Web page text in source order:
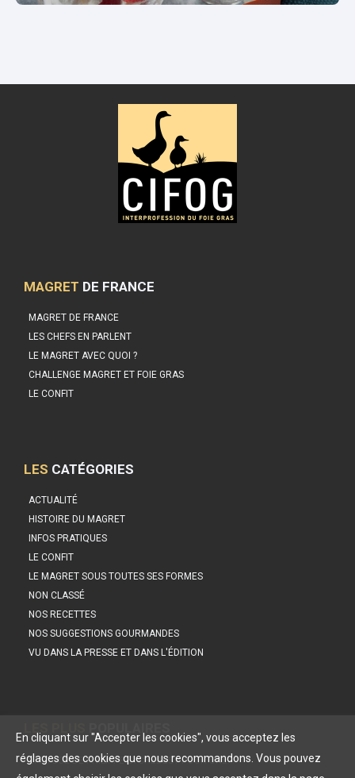
MAGRET DE FRANCE
MAGRET DE FRANCE
LES CHEFS EN PARLENT
LE MAGRET AVEC QUOI ?
CHALLENGE MAGRET ET FOIE GRAS
LE CONFIT
LES CATÉGORIES
ACTUALITÉ
HISTOIRE DU MAGRET
INFOS PRATIQUES
LE CONFIT
LE MAGRET SOUS TOUTES SES FORMES
NON CLASSÉ
NOS RECETTES
NOS SUGGESTIONS GOURMANDES
VU DANS LA PRESSE ET DANS L'ÉDITION
L’ASTUCE DE PHILIPPE ETCHEBEST POUR UNE…
En cliquant sur "Accepter les cookies", vous acceptez les
réglages des cookies que nous recommandons. Vous pouvez